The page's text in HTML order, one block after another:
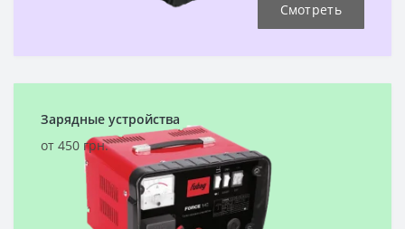
Смотреть
Зарядные устройства
от 450 грн.